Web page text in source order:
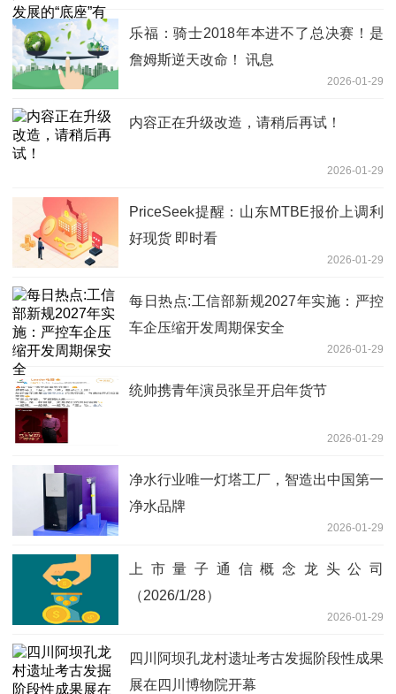
乐福：骑士2018年本进不了总决赛！是
詹姆斯逆天改命！ 讯息
2026-01-29
内容正在升级改造，请稍后再试！
2026-01-29
PriceSeek提醒：山东MTBE报价上调利
好现货 即时看
2026-01-29
每日热点:工信部新规2027年实施：严控
车企压缩开发周期保安全
2026-01-29
统帅携青年演员张呈开启年货节
2026-01-29
净水行业唯一灯塔工厂，智造出中国第一
净水品牌
2026-01-29
上市量子通信概念龙头公司
（2026/1/28）
2026-01-29
四川阿坝孔龙村遗址考古发掘阶段性成果
展在四川博物院开幕